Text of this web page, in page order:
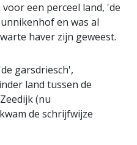
voor een perceel land, 'de
en was al
haver zijn geweest.
garsdriesch',
land tussen de
(nu
de schrijfwijze